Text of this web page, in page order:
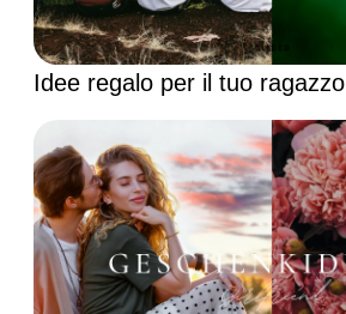
Idee regalo per il tuo ragazzo